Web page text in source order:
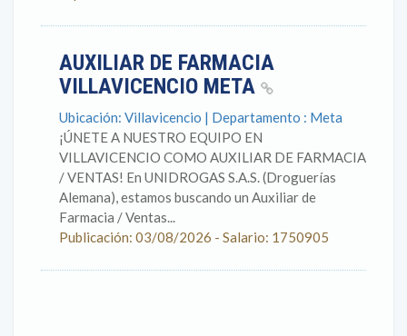
AUXILIAR DE FARMACIA
VILLAVICENCIO META
Ubicación: Villavicencio | Departamento : Meta
¡ÚNETE A NUESTRO EQUIPO EN
VILLAVICENCIO COMO AUXILIAR DE FARMACIA
/ VENTAS! En UNIDROGAS S.A.S. (Droguerías
Alemana), estamos buscando un Auxiliar de
Farmacia / Ventas...
Publicación: 03/08/2026 - Salario: 1750905